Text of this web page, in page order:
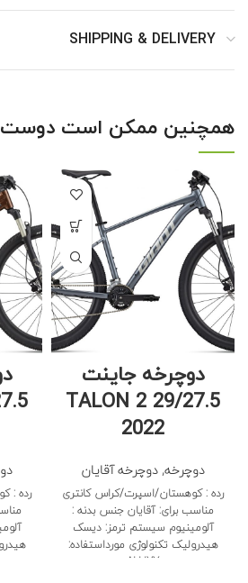
SHIPPING & DELIVERY
همچنین ممکن است دوست
دوچرخه جاینت
TALON 2 29/27.5
2022
دوچرخه, دوچرخه آقایان
رده : کوهستان/اسپرت/کراس کانتری
مناسب برای: آقایان جنس بدنه :
آلومینیوم سیستم ترمز: دیسک
هیدرولیک تکنولوژی مورداستفاده:
ALUXX
رده :